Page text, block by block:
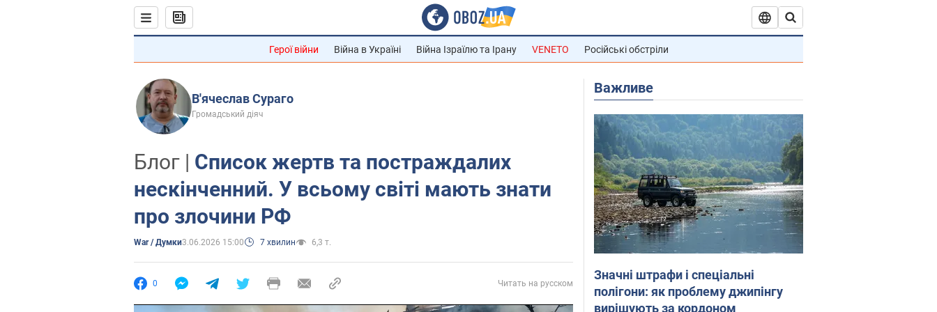
Герої війни Війна в Україні Війна Ізраїлю та Ірану VENETO Російські обстріли
В'ячеслав Сураго
Громадський діяч
Блог | Список жертв та постраждалих
нескінченний. У всьому світі мають знати
про злочини РФ
War / Думки3.06.2026 15:00 7 хвилин 6,3 т.
0 Читать на русском
Важливе
Значні штрафи і спеціальні
полігони: як проблему джипінгу
вирішують за кордоном